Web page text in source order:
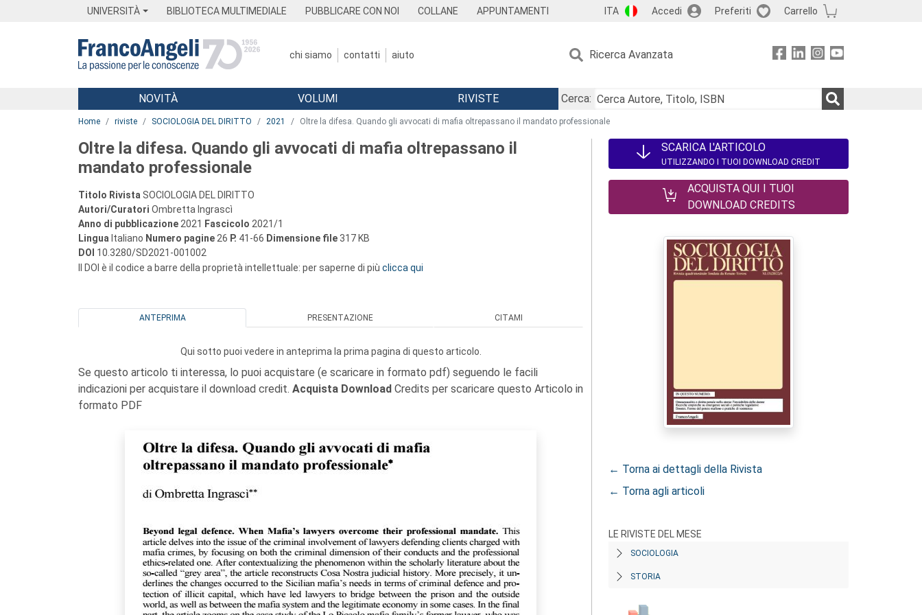
UNIVERSITÀ BIBLIOTECA MULTIMEDIALE PUBBLICARE CON NOI COLLANE APPUNTAMENTI ITA Accedi Preferiti Carrello
chi siamo contatti aiuto Ricerca Avanzata
Menu
NOVITÀ VOLUMI RIVISTE
Cerca:
Home riviste SOCIOLOGIA DEL DIRITTO 2021 Oltre la difesa. Quando gli avvocati di mafia oltrepassano il mandato professionale
Oltre la difesa. Quando gli avvocati di mafia oltrepassano il
mandato professionale
Titolo Rivista SOCIOLOGIA DEL DIRITTO
Autori/Curatori Ombretta Ingrascì
Anno di pubblicazione 2021 Fascicolo 2021/1
Lingua Italiano Numero pagine 26 P. 41-66 Dimensione file 317 KB
DOI 10.3280/SD2021-001002
Il DOI è il codice a barre della proprietà intellettuale: per saperne di più clicca qui
ANTEPRIMA PRESENTAZIONE CITAMI
Qui sotto puoi vedere in anteprima la prima pagina di questo articolo.
Se questo articolo ti interessa, lo puoi acquistare (e scaricare in formato pdf) seguendo le facili
indicazioni per acquistare il download credit. Acquista Download Credits per scaricare questo Articolo in
formato PDF
SCARICA L'ARTICOLO
UTILIZZANDO I TUOI DOWNLOAD CREDIT
ACQUISTA QUI I TUOI
DOWNLOAD CREDITS
← Torna ai dettagli della Rivista
← Torna agli articoli
LE RIVISTE DEL MESE
SOCIOLOGIA
STORIA